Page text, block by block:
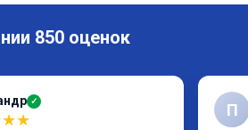
850 оценок
✓
★★
П